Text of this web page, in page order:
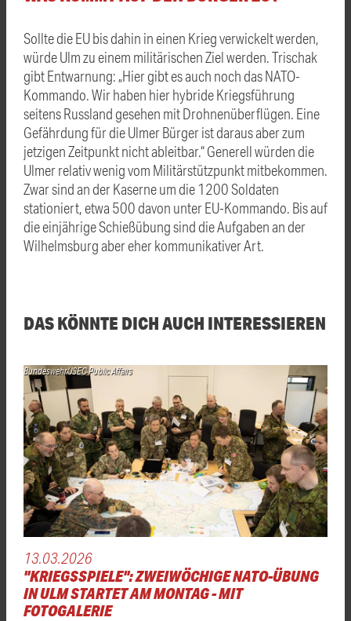
Sollte die EU bis dahin in einen Krieg verwickelt werden,
würde Ulm zu einem militärischen Ziel werden. Trischak
gibt Entwarnung: „Hier gibt es auch noch das NATO-
Kommando. Wir haben hier hybride Kriegsführung
seitens Russland gesehen mit Drohnenüberflügen. Eine
Gefährdung für die Ulmer Bürger ist daraus aber zum
jetzigen Zeitpunkt nicht ableitbar.“ Generell würden die
Ulmer relativ wenig vom Militärstützpunkt mitbekommen.
Zwar sind an der Kaserne um die 1200 Soldaten
stationiert, etwa 500 davon unter EU-Kommando. Bis auf
die einjährige Schießübung sind die Aufgaben an der
Wilhelmsburg aber eher kommunikativer Art.
DAS KÖNNTE DICH AUCH INTERESSIEREN
Bundeswehr/JSEC Public Affairs
13.03.2026
"KRIEGSSPIELE": ZWEIWÖCHIGE NATO-ÜBUNG
IN ULM STARTET AM MONTAG - MIT
FOTOGALERIE